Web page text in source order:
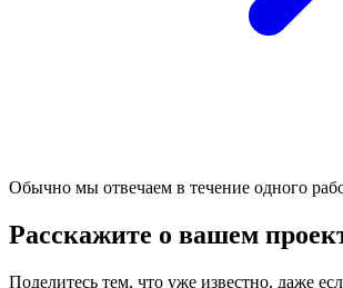
Обычно мы отвечаем в течение одного
Расскажите о вашем
Поделитесь тем, что уже известно, даже